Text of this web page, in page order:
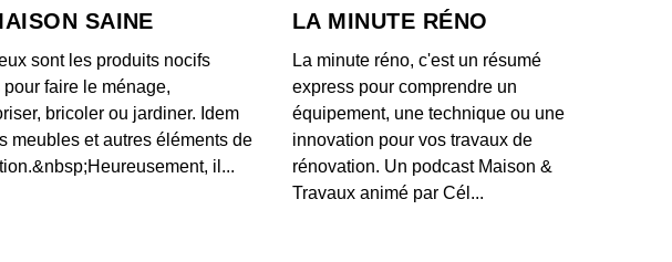
00:03:40 - IL Y A 6 ANS
S12E137: L'actu auto du 13 juillet 2020
SAINE
sont les produits nocifs
faire le ménage,
bricoler ou jardiner. Idem
meubles et autres éléments de
il...
LA MINUTE RÉNO
La minute réno, c'est un résumé
express pour comprendre un
équipement, une technique ou une
innovation pour vos travaux de
rénovation. Un podcast Maison &
Travaux animé par Cél...